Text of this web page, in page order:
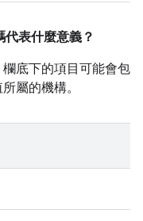
表什麼意義？
欄底下的項目可能會包
屬的機構。